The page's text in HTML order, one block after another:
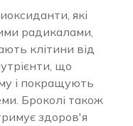
які
радикалами,
клітини від
що
і покращують
Броколі також
здоров'я